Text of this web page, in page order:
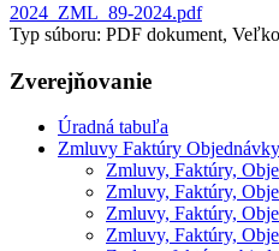
2024_ZML_89-2024.pdf
Typ súboru: PDF dokument,
Zverejňovanie
Úradná tabuľa
Zmluvy Faktúry Objednávky
Zmluvy, Faktúry,
Zmluvy, Faktúry,
Zmluvy, Faktúry,
Zmluvy, Faktúry,